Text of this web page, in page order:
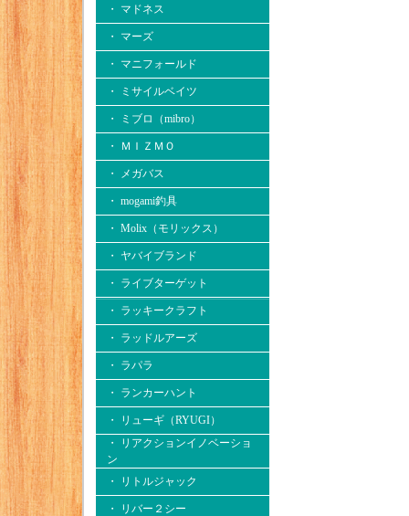
・ マドネス
・ マーズ
・ マニフォールド
・ ミサイルベイツ
・ ミブロ（mibro）
・ ＭＩＺＭＯ
・ メガバス
・ mogami釣具
・ Molix（モリックス）
・ ヤバイブランド
・ ライブターゲット
・ ラッキークラフト
・ ラッドルアーズ
・ ラパラ
・ ランカーハント
・ リューギ（RYUGI）
・ リアクションイノベーショ
ン
・ リトルジャック
・ リバー２シー